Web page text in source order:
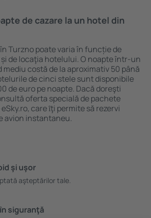
de cazare la un hotel din
Turzno poate varia în funcție de
de locaţia hotelului. O noapte într-un
mediu costă de la aproximativ 50 până
de cinci stele sunt disponibile
de euro pe noapte. Dacă doreşti
oferta specială de pachete
care ȋţi permite să rezervi
avion instantaneu.
şi uşor
aşteptărilor tale.
siguranţă